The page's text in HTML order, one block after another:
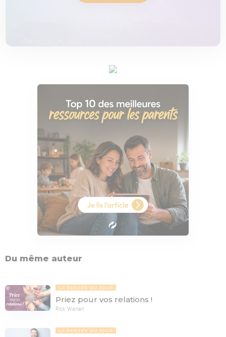
Du même auteur
LA PENSÉE DU JOUR
Priez pour vos relations !
Rick Warren
LA PENSÉE DU JOUR